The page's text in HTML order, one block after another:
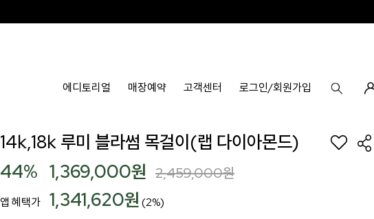
에디토리얼 매장예약 고객센터 로그인/회원가입
14k,18k 루미 블라썸 목걸이(랩 다이아몬드)
44% 1,369,000원 2,459,000원
앱 혜택가 1,341,620원(2%)